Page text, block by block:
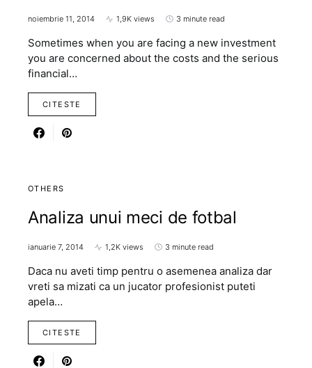
noiembrie 11, 2014 1,9K views 3 minute read
Sometimes when you are facing a new investment
you are concerned about the costs and the serious
financial…
CITESTE
OTHERS
Analiza unui meci de fotbal
ianuarie 7, 2014 1,2K views 3 minute read
Daca nu aveti timp pentru o asemenea analiza dar
vreti sa mizati ca un jucator profesionist puteti
apela…
CITESTE